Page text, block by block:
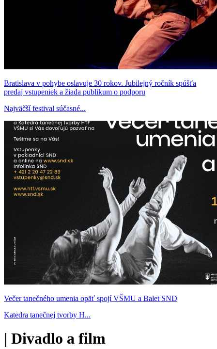
Bratislava v pohybe oslavuje 30 rokov. Jubilejný ročník spúšťa
predaj vstupeniek a žiada publikum o podporu
Najväčší festival súčasné...
Večer tanečného umenia opäť spojí VŠMU a Balet SND
Katedra tanečnej tvorby H...
| Divadlo a film